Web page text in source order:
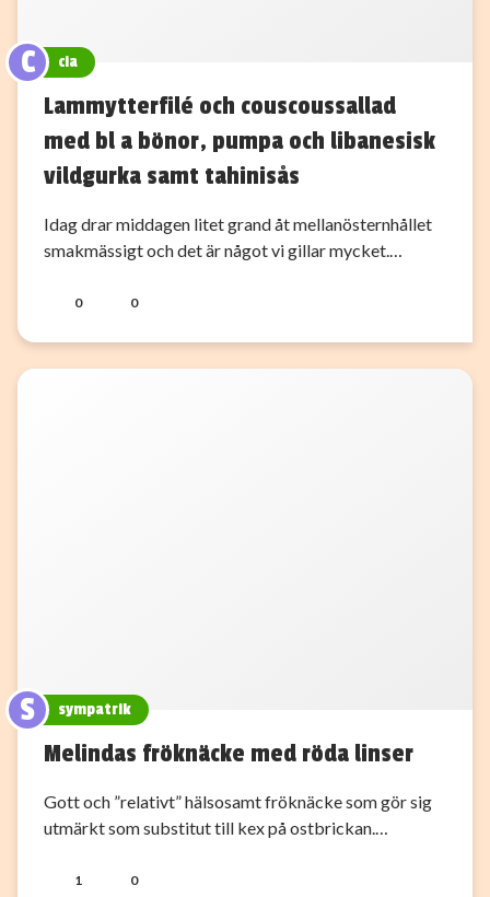
C cia
Lammytterfilé och couscoussallad
med bl a bönor, pumpa och libanesisk
vildgurka samt tahinisås
Idag drar middagen litet grand åt mellanösternhållet
smakmässigt och det är något vi gillar mycket.…
0 0
S sympatrik
Melindas fröknäcke med röda linser
Gott och ”relativt” hälsosamt fröknäcke som gör sig
utmärkt som substitut till kex på ostbrickan.…
1 0